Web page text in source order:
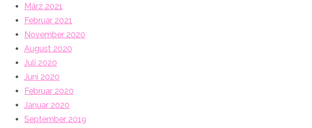
März 2021
Februar 2021
November 2020
August 2020
Juli 2020
Juni 2020
Februar 2020
Januar 2020
September 2019